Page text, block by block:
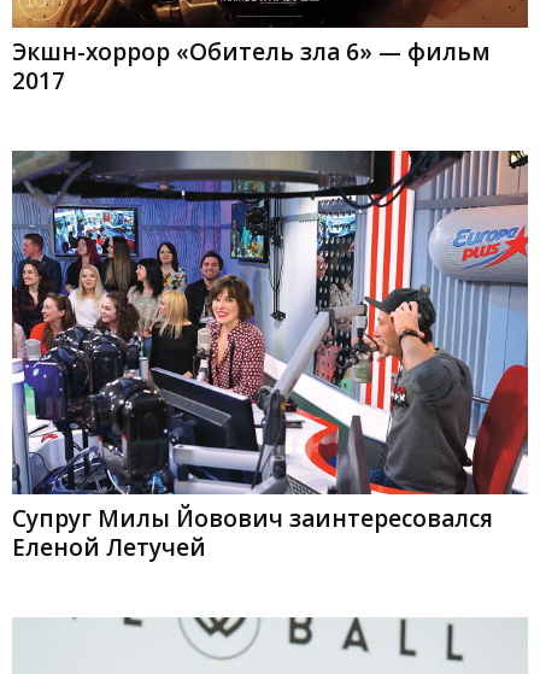
Экшн-хоррор «Обитель зла 6» — фильм
2017
Супруг Милы Йовович заинтересовался
Еленой Летучей